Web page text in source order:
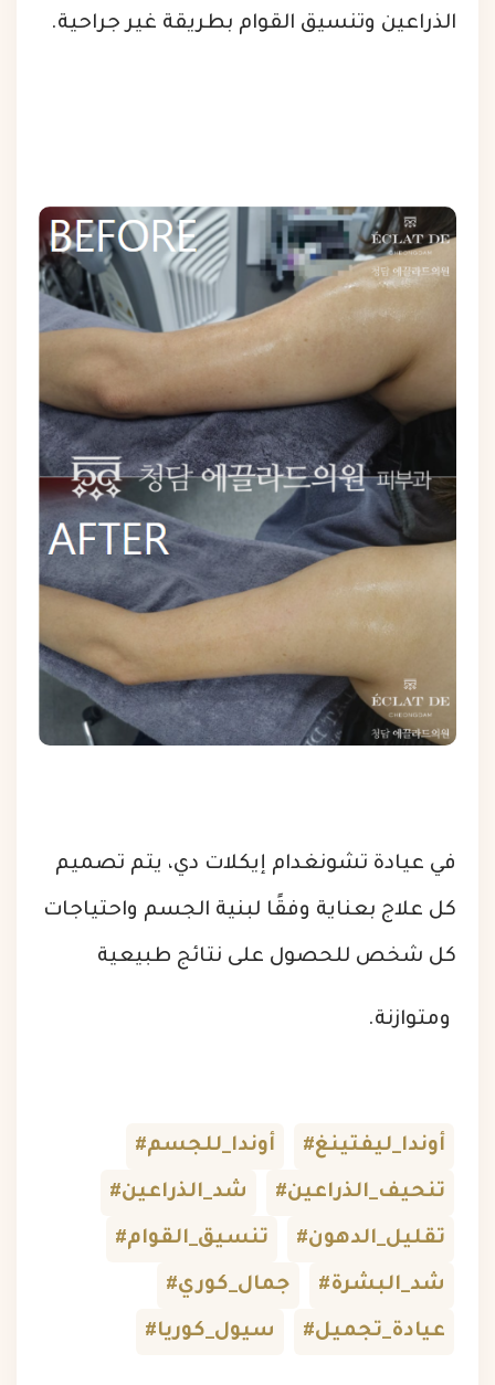
الذراعين وتنسيق القوام بطريقة غير جراحية.
في عيادة تشونغدام إيكلات دي، يتم تصميم
كل علاج بعناية وفقًا لبنية الجسم واحتياجات
كل شخص للحصول على نتائج طبيعية
ومتوازنة.
#أوندا_ليفتينغ #أوندا_للجسم
#تنحيف_الذراعين #شد_الذراعين
#تقليل_الدهون #تنسيق_القوام
#شد_البشرة #جمال_كوري
#عيادة_تجميل #سيول_كوريا